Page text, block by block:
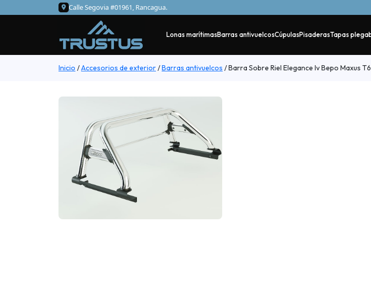
Calle Segovia #01961, Rancagua.
Lonas marítimasBarras antivuelcosCúpulasPisaderasTapas
Inicio /Accesorios de exterior/Barras antivuelcos /Barra Sobre Riel Elegance Iv Bepo Maxus